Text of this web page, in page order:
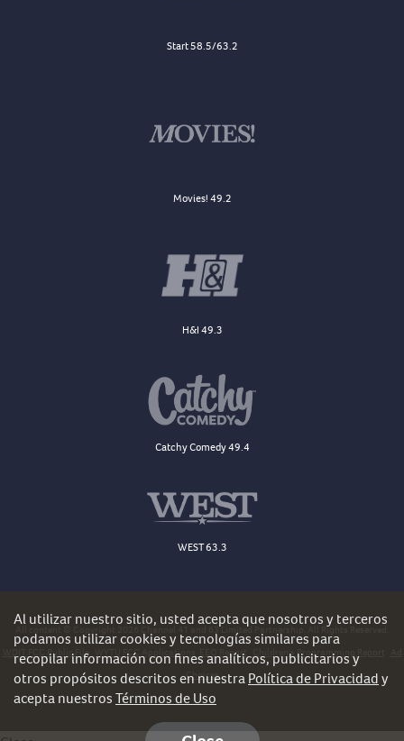
Start 58.5/63.2
Movies! 49.2
H&I 49.3
Catchy Comedy 49.4
WEST 63.3
All content © Copyright 2026 Channel 41 and 63 Limited Partnership. All Rights Reserved.
WDJT FCC Public File
WYTU FCC Applications EEO Report Children's Programming Report
Choices
Al utilizar nuestro sitio, usted acepta que nosotros y terceros
podamos utilizar cookies y tecnologías similares para
recopilar información con fines analíticos, publicitarios y
otros propósitos descritos en nuestraPolítica de Privacidady
acepta nuestrosTérminos de Uso